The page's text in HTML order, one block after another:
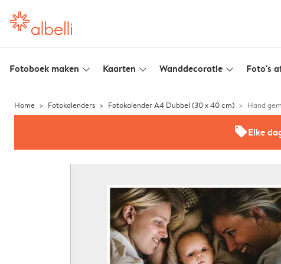
Fotoboek maken slim_arrow_down Kaarten slim_arrow_down Wanddecoratie slim_arrow_down Foto's
Home Fotokalenders Fotokalender A4 Dubbel (30 x 40 cm) Hand
offersElke